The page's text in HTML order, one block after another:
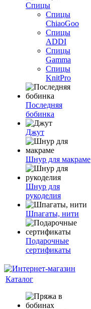
Спицы
Спицы
ChiaoGoo
Спицы
ADDI
Спицы
Gamma
Спицы
KnitPro
Последняя
бобинка
Джут
Шнур для макраме
Шнур для
рукоделия
Шпагаты, нити
Подарочные
сертификаты
Каталог